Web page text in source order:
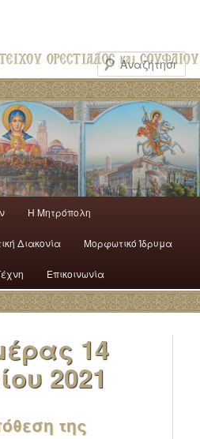
H Mητρόπολη
Διακονία Μορφωτικό Ίδρυμα
Επικοινωνία
14
2021
της